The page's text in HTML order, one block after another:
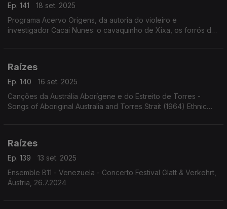
Ep. 141
18 set. 2025
Programa Acervo Origens, da autoria do violeiro e
investigador Cacai Nunes: o cavaquinho de Xixa, os forrós de
Raízes
Ep. 140
16 set. 2025
Canções da Austrália Aborígene e do Estreito de Torres -
Songs of Aboriginal Australia and Torres Strait (1964) Ethnic
Raízes
Ep. 139
13 set. 2025
Ensemble B11 - Venezuela - Concerto Festival Glatt & Verkehrt,
Áustria, 26.7.2024